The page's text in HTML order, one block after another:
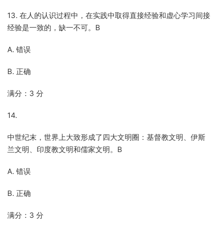
13. 在人的认识过程中，在实践中取得直接经验和虚心学习间接
经验是一致的，缺一不可。B
A. 错误
B. 正确
满分：3 分
14.
中世纪末，世界上大致形成了四大文明圈：基督教文明、伊斯
兰文明、印度教文明和儒家文明。B
A. 错误
B. 正确
满分：3 分